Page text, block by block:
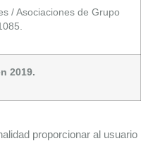
/ Asociaciones de Grupo
2019.
proporcionar al usuario